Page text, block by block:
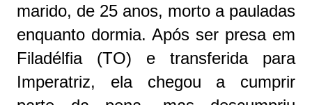
marido, de 25 anos, morto a pauladas
enquanto dormia. Após ser presa em
Filadélfia (TO) e transferida para
Imperatriz, ela chegou a cumprir